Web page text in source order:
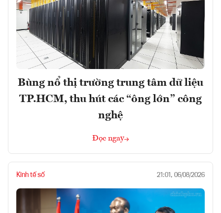
Bùng nổ thị trường trung tâm dữ liệu
TP.HCM, thu hút các “ông lớn” công
nghệ
Đọc ngay
Kinh tế số 21:01, 06/08/2026